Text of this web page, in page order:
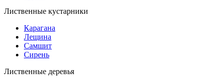
Лиственные кустарники
Карагана
Лещина
Самшит
Сирень
Лиственные деревья